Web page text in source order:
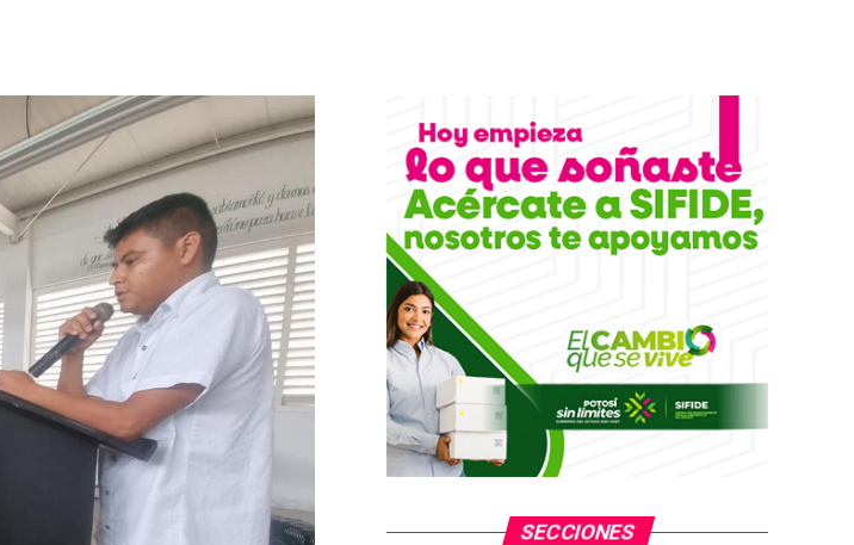
SECCIONES